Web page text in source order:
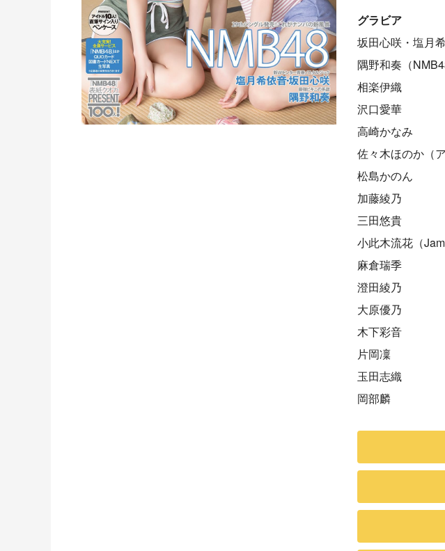
グラビア
坂田心咲・塩月
隅野和奏（
相楽伊織
沢口愛華
高崎かなみ
佐々木ほのか（
松島かのん
加藤綾乃
三田悠貴
小此木流花（
麻倉瑞季
澄田綾乃
大原優乃
木下彩音
片岡凜
玉田志織
岡部麟